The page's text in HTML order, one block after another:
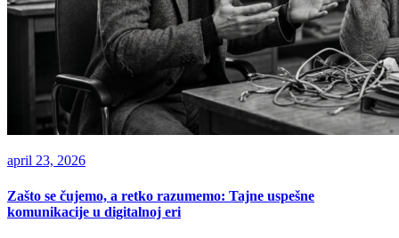
april 23, 2026
Zašto se čujemo, a retko razumemo: Tajne uspešne
komunikacije u digitalnoj eri